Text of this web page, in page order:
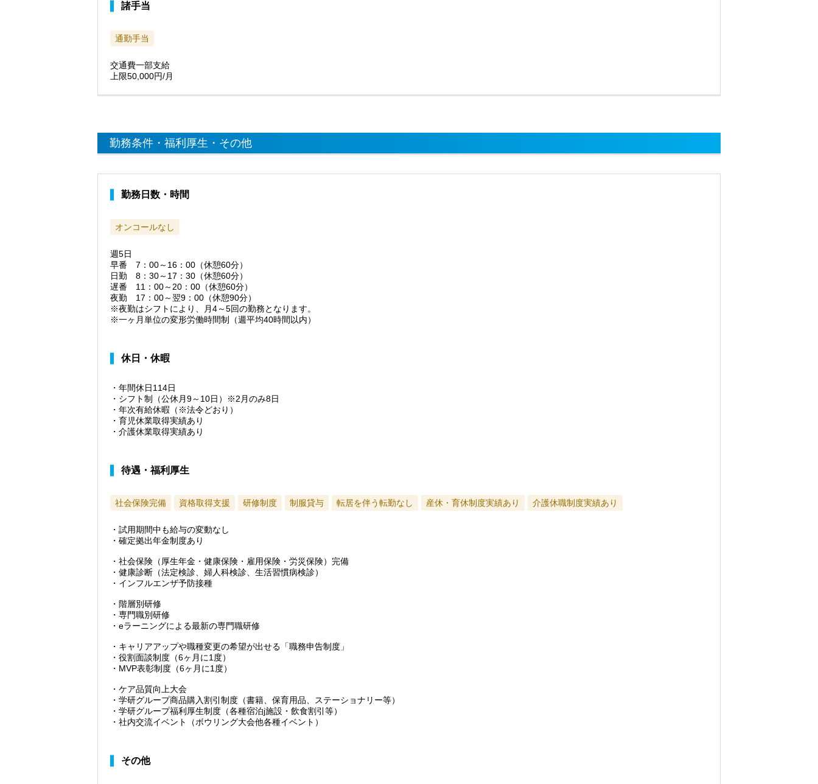
諸手当
通勤手当
交通費一部支給
上限50,000円/月
勤務条件・福利厚生・その他
勤務日数・時間
オンコールなし
週5日
早番 7：00～16：00（休憩60分）
日勤 8：30～17：30（休憩60分）
遅番 11：00～20：00（休憩60分）
夜勤 17：00～翌9：00（休憩90分）
※夜勤はシフトにより、月4～5回の勤務となります。
※一ヶ月単位の変形労働時間制（週平均40時間以内）
休日・休暇
・年間休日114日
・シフト制（公休月9～10日）※2月のみ8日
・年次有給休暇（※法令どおり）
・育児休業取得実績あり
・介護休業取得実績あり
待遇・福利厚生
社会保険完備 資格取得支援 研修制度 制服貸与 転居を伴う転勤なし 産休・育休制度実績あり 介護休職制度実績あり
・試用期間中も給与の変動なし
・確定拠出年金制度あり
・社会保険（厚生年金・健康保険・雇用保険・労災保険）完備
・健康診断（法定検診、婦人科検診、生活習慣病検診）
・インフルエンザ予防接種
・階層別研修
・専門職別研修
・eラーニングによる最新の専門職研修
・キャリアアップや職種変更の希望が出せる「職務申告制度」
・役割面談制度（6ヶ月に1度）
・MVP表彰制度（6ヶ月に1度）
・ケア品質向上大会
・学研グループ商品購入割引制度（書籍、保育用品、ステーショナリー等）
・学研グループ福利厚生制度（各種宿泊j施設・飲食割引等）
・社内交流イベント（ボウリング大会他各種イベント）
その他